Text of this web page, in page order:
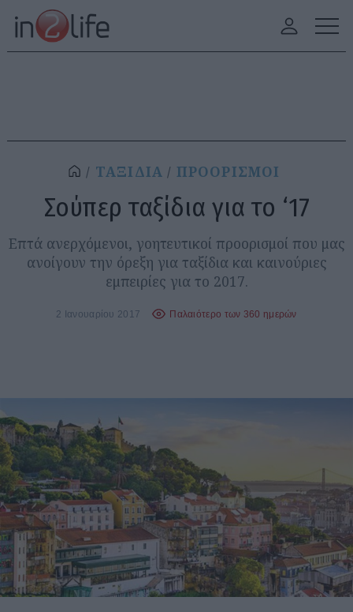
ΤΑΞΙΔΙΑ ΠΡΟΟΡΙΣΜΟΙ
Σούπερ ταξίδια για το ‘17
Επτά ανερχόμενοι, γοητευτικοί προορισμοί που μας
ανοίγουν την όρεξη για ταξίδια και καινούριες
εμπειρίες για το 2017.
2 Ιανουαρίου 2017 Παλαιότερο των 360 ημερών